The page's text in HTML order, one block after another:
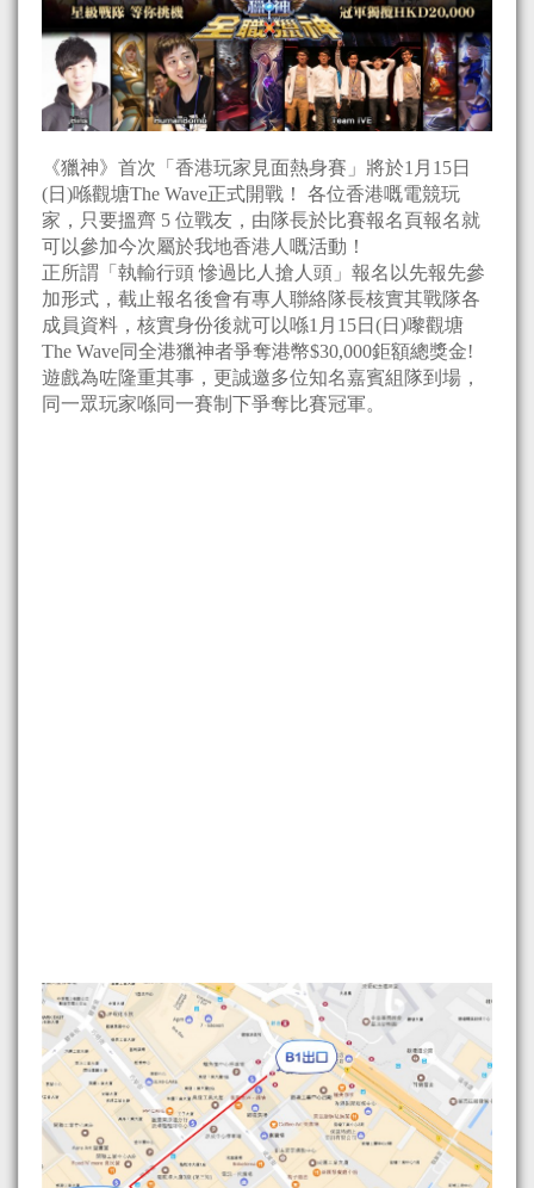
《獵神》首次「香港玩家見面熱身賽」將於1月15日
(日)喺觀塘The Wave正式開戰！ 各位香港嘅電競玩
家，只要搵齊 5 位戰友，由隊長於比賽報名頁報名就
可以參加今次屬於我地香港人嘅活動！
正所謂「執輸行頭 慘過比人搶人頭」報名以先報先參
加形式，截止報名後會有專人聯絡隊長核實其戰隊各
成員資料，核實身份後就可以喺1月15日(日)嚟觀塘
The Wave同全港獵神者爭奪港幣$30,000鉅額總獎金!
遊戲為咗隆重其事，更誠邀多位知名嘉賓組隊到場，
同一眾玩家喺同一賽制下爭奪比賽冠軍。